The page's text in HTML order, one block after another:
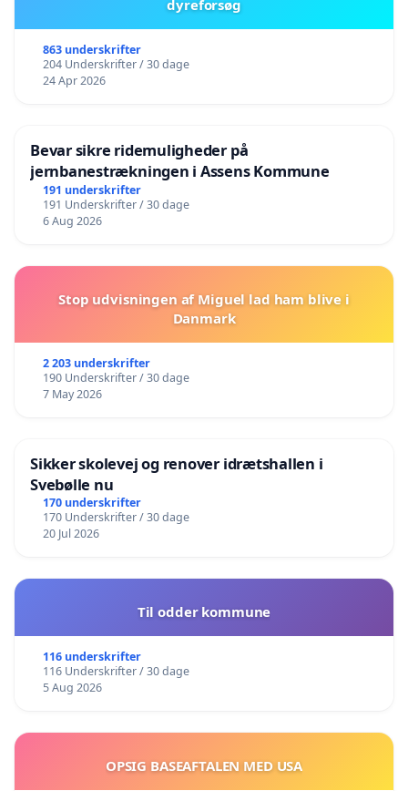
dyreforsøg
863 underskrifter
204 Underskrifter / 30 dage
24 Apr 2026
Bevar sikre ridemuligheder på
jernbanestrækningen i Assens Kommune
191 underskrifter
191 Underskrifter / 30 dage
6 Aug 2026
Stop udvisningen af Miguel lad ham blive i
Danmark
2 203 underskrifter
190 Underskrifter / 30 dage
7 May 2026
Sikker skolevej og renover idrætshallen i
Svebølle nu
170 underskrifter
170 Underskrifter / 30 dage
20 Jul 2026
Til odder kommune
116 underskrifter
116 Underskrifter / 30 dage
5 Aug 2026
OPSIG BASEAFTALEN MED USA